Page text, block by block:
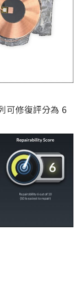
可修復評分為 6